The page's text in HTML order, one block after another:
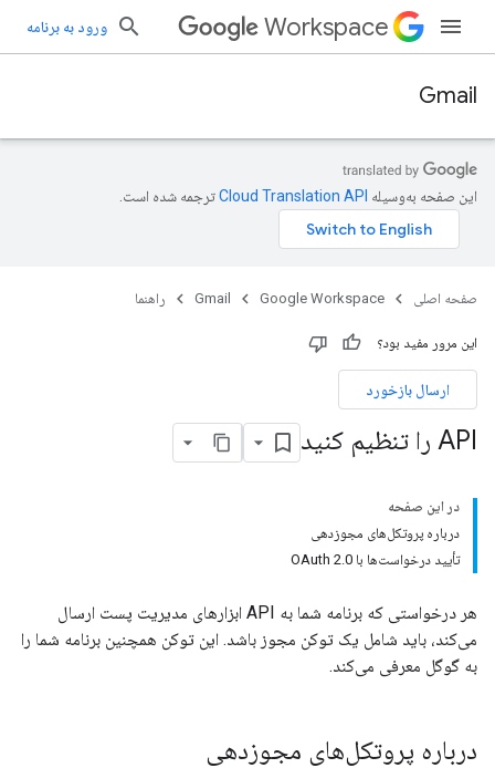
Workspace ورود به برنامه
Gmail
این صفحه به‌وسیله ترجمه شده است.
صفحه اصلی Google Workspace
Gmail راهنما
این مرور مفید بود؟
ارسال بازخورد
API را تنظیم کنید
در این صفحه
درباره پروتکل‌های مجوزدهی
تأیید درخواست‌ها با OAuth 2.0
هر درخواستی که برنامه شما به API ابزارهای مدیریت پست ارسال
می‌کند، باید شامل یک توکن مجوز باشد. این توکن همچنین برنامه شما را
به گوگل معرفی می‌کند.
درباره پروتکل‌های مجوزدهی